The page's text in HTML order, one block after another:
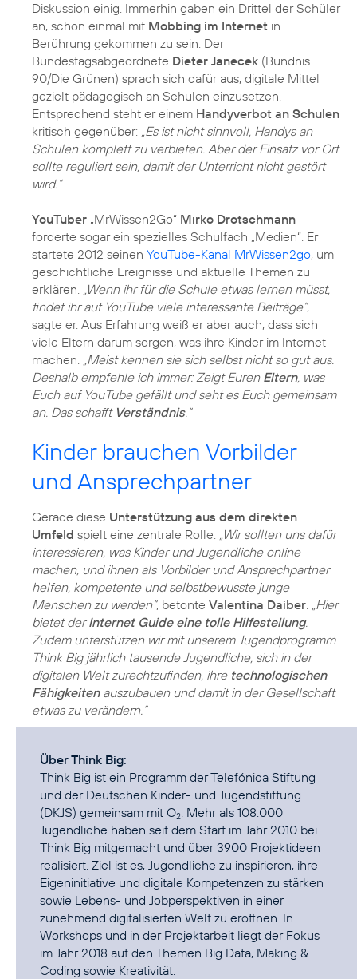
Diskussion einig. Immerhin gaben ein Drittel der Schüler
an, schon einmal mit Mobbing im Internet in
Berührung gekommen zu sein. Der
Bundestagsabgeordnete Dieter Janecek (Bündnis
90/Die Grünen) sprach sich dafür aus, digitale Mittel
gezielt pädagogisch an Schulen einzusetzen.
Entsprechend steht er einem Handyverbot an Schulen
kritisch gegenüber: „Es ist nicht sinnvoll, Handys an
Schulen komplett zu verbieten. Aber der Einsatz vor Ort
sollte reguliert sein, damit der Unterricht nicht gestört
wird.“
YouTuber „MrWissen2Go“ Mirko Drotschmann
forderte sogar ein spezielles Schulfach „Medien“. Er
startete 2012 seinen YouTube-Kanal MrWissen2go, um
geschichtliche Ereignisse und aktuelle Themen zu
erklären.
„Wenn ihr für die Schule etwas lernen müsst,
findet ihr auf YouTube viele interessante Beiträge“,
sagte er. Aus Erfahrung weiß er aber auch, dass sich
viele Eltern darum sorgen, was ihre Kinder im Internet
machen.
„Meist kennen sie sich selbst nicht so gut aus.
Deshalb empfehle ich immer: Zeigt Euren Eltern, was
Euch auf YouTube gefällt und seht es Euch gemeinsam
an. Das schafft Verständnis.“
Kinder brauchen Vorbilder
und Ansprechpartner
Gerade diese Unterstützung aus dem direkten
Umfeld spielt eine zentrale Rolle.
„Wir sollten uns dafür
interessieren, was Kinder und Jugendliche online
machen, und ihnen als Vorbilder und Ansprechpartner
helfen, kompetente und selbstbewusste junge
Menschen zu werden“, betonte Valentina Daiber
„Hier
bietet derInternet Guide eine tolle Hilfestellung.
Zudem unterstützen wir mit unserem Jugendprogramm
Think Big jährlich tausende Jugendliche, sich in der
digitalen Welt zurechtzufinden, ihre technologischen
Fähigkeiten auszubauen und damit in der Gesellschaft
etwas zu verändern.“
Über Think Big:
Think Big ist ein Programm der Telefónica Stiftung
und der Deutschen Kinder- und Jugendstiftung
(DKJS) gemeinsam mit O2 . Mehr als 108.000
Jugendliche haben seit dem Start im Jahr 2010 bei
Think Big mitgemacht und über 3900 Projektideen
realisiert. Ziel ist es, Jugendliche zu inspirieren, ihre
Eigeninitiative und digitale Kompetenzen zu stärken
sowie Lebens- und Jobperspektiven in einer
zunehmend digitalisierten Welt zu eröffnen. In
Workshops und in der Projektarbeit liegt der Fokus
im Jahr 2018 auf den Themen Big Data, Making &
Coding sowie Kreativität.